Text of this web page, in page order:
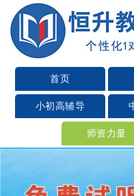
首页
小初高辅导
师资力量